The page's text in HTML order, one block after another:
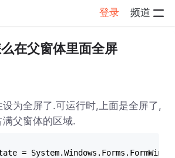
登录 频道
子详情
在父窗体里面全屏
为全屏了.可运行时,上面是全屏了,
父窗体的区域.
=